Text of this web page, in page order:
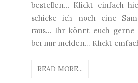
bestellen... Klickt einfach
schicke ich noch eine
raus... Ihr könnt euch gerne
bei mir melden... Klickt
READ MORE...